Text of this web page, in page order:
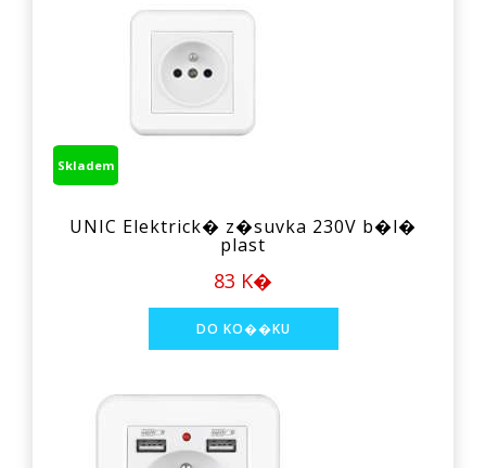
Skladem
UNIC Elektrick� z�suvka 230V b�l�
plast
83 K�